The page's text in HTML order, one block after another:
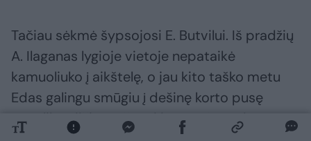
Tačiau sėkmė šypsojosi E. Butvilui. Iš pradžių
A. Ilaganas lygioje vietoje nepataikė
kamuoliuko į aikštelę, o jau kito taško metu
Edas galingu smūgiu į dešinę korto pusę
nepaliko vilčių varžovui ir tapo čempionu.